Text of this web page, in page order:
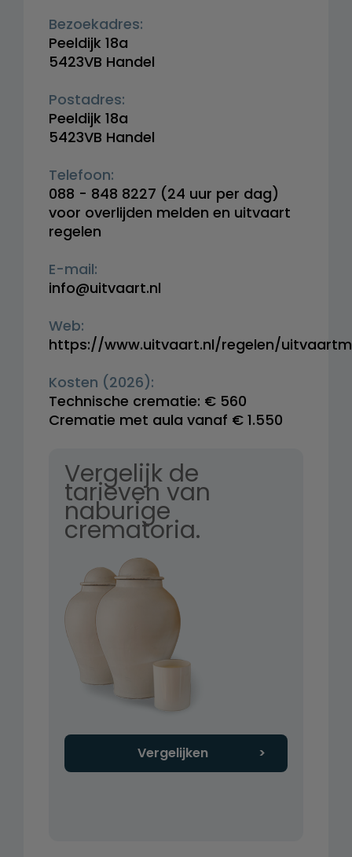
Bezoekadres:
Peeldijk 18a
5423VB Handel
Postadres:
Peeldijk 18a
5423VB Handel
Telefoon:
088 - 848 8227 (24 uur per dag)
voor overlijden melden en uitvaart
regelen
E-mail:
info@uitvaart.nl
Web:
https://www.uitvaart.nl/regelen/
Kosten (2026):
Technische crematie: € 560
Crematie met aula vanaf € 1.550
Vergelijk de
tarieven van
naburige
crematoria.
Vergelijken